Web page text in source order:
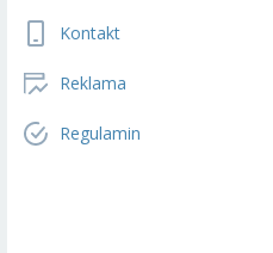
Kontakt
Reklama
Regulamin